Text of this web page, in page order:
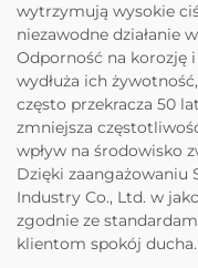
wytrzymują wysokie
niezawodne działanie
Odporność na korozję
wydłuża ich
często przekracza 50
zmniejsza
wpływ na środowisko
Dzięki zaangażowaniu
Industry Co., Ltd. w
zgodnie ze
klientom spokój ducha.